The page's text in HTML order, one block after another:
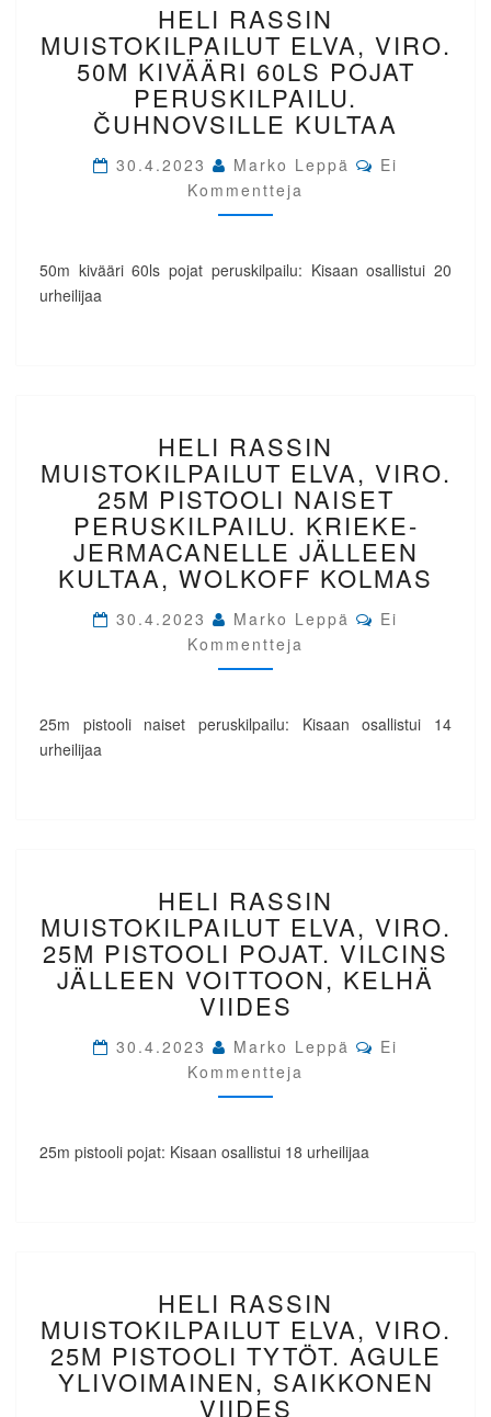
RASSIN
MUISTOKILPAILUT
ELVA,
VIRO.
50M
KIVÄÄRI
POJAT
PERUSKILPAILU.
ČUHNOVSILLE
HELI RASSIN
MUISTOKILPAILUT ELVA, VIRO.
50M KIVÄÄRI 60LS POJAT
PERUSKILPAILU.
ČUHNOVSILLE KULTAA
30.4.2023 Marko Leppä Comments
Ei
Kommentteja
50m kivääri 60ls pojat peruskilpailu: Kisaan osallistui 20
urheilijaa
RASSIN
MUISTOKILPAILUT
ELVA,
VIRO.
25M
PISTOOLI
NAISET
KRIEKE-
JERMACANELLE
JÄLLEEN
KOLMAS
HELI RASSIN
MUISTOKILPAILUT ELVA, VIRO.
25M PISTOOLI NAISET
PERUSKILPAILU. KRIEKE-
JERMACANELLE JÄLLEEN
KULTAA, WOLKOFF KOLMAS
30.4.2023 Marko Leppä Comments
Ei
Kommentteja
25m pistooli naiset peruskilpailu: Kisaan osallistui 14
urheilijaa
RASSIN
MUISTOKILPAILUT
ELVA,
VIRO.
25M
PISTOOLI
VILCINS
JÄLLEEN
VOITTOON,
HELI RASSIN
MUISTOKILPAILUT ELVA, VIRO.
25M PISTOOLI POJAT. VILCINS
JÄLLEEN VOITTOON, KELHÄ
VIIDES
30.4.2023 Marko Leppä Comments
Ei
Kommentteja
25m pistooli pojat: Kisaan osallistui 18 urheilijaa
RASSIN
MUISTOKILPAILUT
ELVA,
VIRO.
25M
PISTOOLI
HELI RASSIN
MUISTOKILPAILUT ELVA, VIRO.
25M PISTOOLI TYTÖT. AGULE
YLIVOIMAINEN, SAIKKONEN
VIIDES